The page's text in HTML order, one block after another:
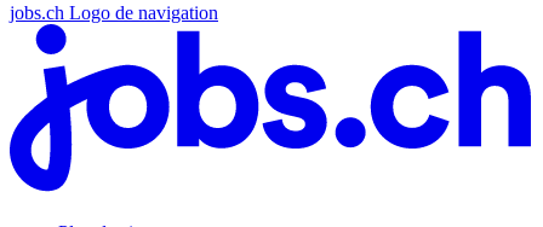
jobs.ch Logo de navigation